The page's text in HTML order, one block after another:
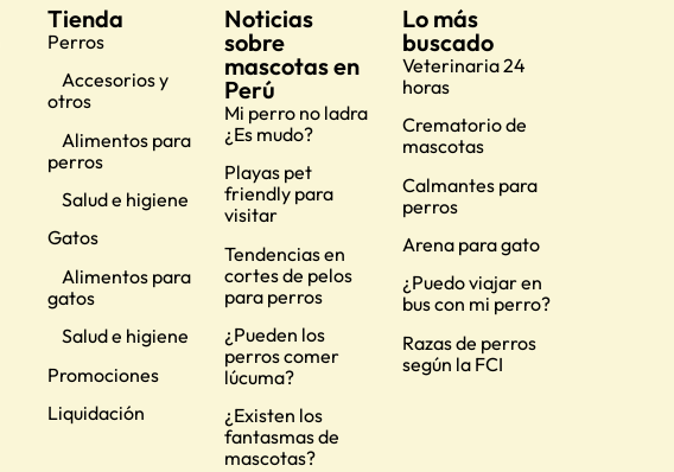
Tienda
Perros
Accesorios y
otros
Alimentos para
perros
Salud e higiene
Gatos
Alimentos para
gatos
Salud e higiene
Promociones
Liquidación
Noticias
sobre
mascotas en
Perú
Mi perro no ladra
¿Es mudo?
Playas pet
friendly para
visitar
Tendencias en
cortes de pelos
para perros
¿Pueden los
perros comer
lúcuma?
¿Existen los
fantasmas de
mascotas?
Lo más
buscado
Veterinaria 24
horas
Crematorio de
mascotas
Calmantes para
perros
Arena para gato
¿Puedo viajar en
bus con mi perro?
Razas de perros
según la FCI